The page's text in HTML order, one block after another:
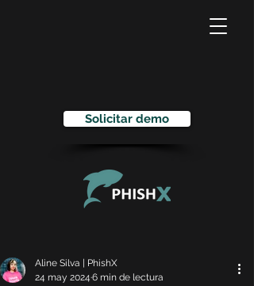
Solicitar demo
Aline Silva | PhishX
24 may 2024 6 min de lectura